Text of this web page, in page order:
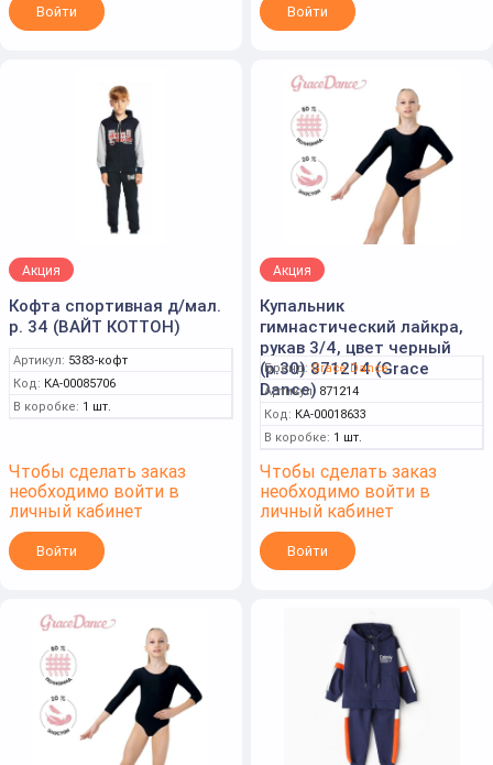
Войти Войти
Акция
Кофта спортивная д/мал.
р. 34 (ВАЙТ КОТТОН)
Артикул: 5383-кофт
Код: КА-00085706
В коробке: 1 шт.
Чтобы сделать заказ
необходимо войти в
личный кабинет
Войти
Акция
Купальник
гимнастический лайкра,
рукав 3/4, цвет черный
(р.30) 871214 (Grace
Dance)
Бренд: Grace Dance
Артикул: 871214
Код: КА-00018633
В коробке: 1 шт.
Чтобы сделать заказ
необходимо войти в
личный кабинет
Войти